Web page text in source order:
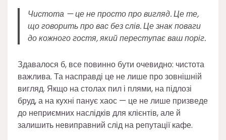
Чистота — це не просто про вигляд. Це те,
що говорить про вас без слів. Це знак поваги
до кожного гостя, який переступає ваш поріг.
Здавалося б, все повинно бути очевидно: чистота
важлива. Та насправді це не лише про зовнішній
вигляд. Якщо на столах пил і плями, на підлозі
бруд, а на кухні панує хаос — це не лише призведе
до неприємних наслідків для клієнтів, але й
залишить невиправний слід на репутації кафе.